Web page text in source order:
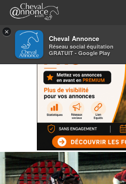
×
Cheval Annonce
Réseau social équitation
GRATUIT - Google Play